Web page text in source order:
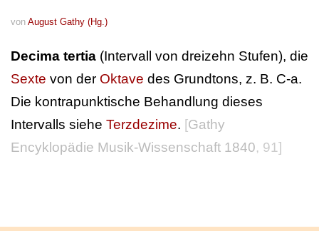
von August Gathy (Hg.)
Decima tertia (Intervall von dreizehn Stufen), die
Sexte von der Oktave des Grundtons, z. B. C-a.
Die kontrapunktische Behandlung dieses
Intervalls siehe Terzdezime. [Gathy
Encyklopädie Musik-Wissenschaft 1840, 91]